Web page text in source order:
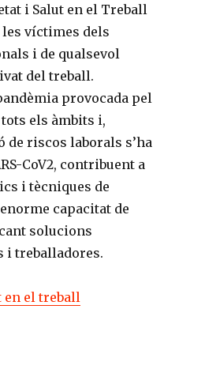
i Salut en el Treball
les víctimes dels
i de qualsevol
del treball.
provocada pel
els àmbits i,
de riscos laborals s’ha
CoV2, contribuent a
i tècniques de
capacitat de
solucions
i treballadores.
en el treball